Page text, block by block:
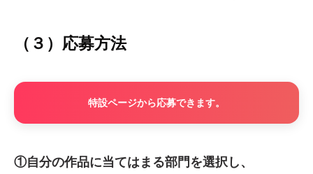
（３）応募方法
特設ページから応募できます。
①自分の作品に当てはまる部門を選択し、